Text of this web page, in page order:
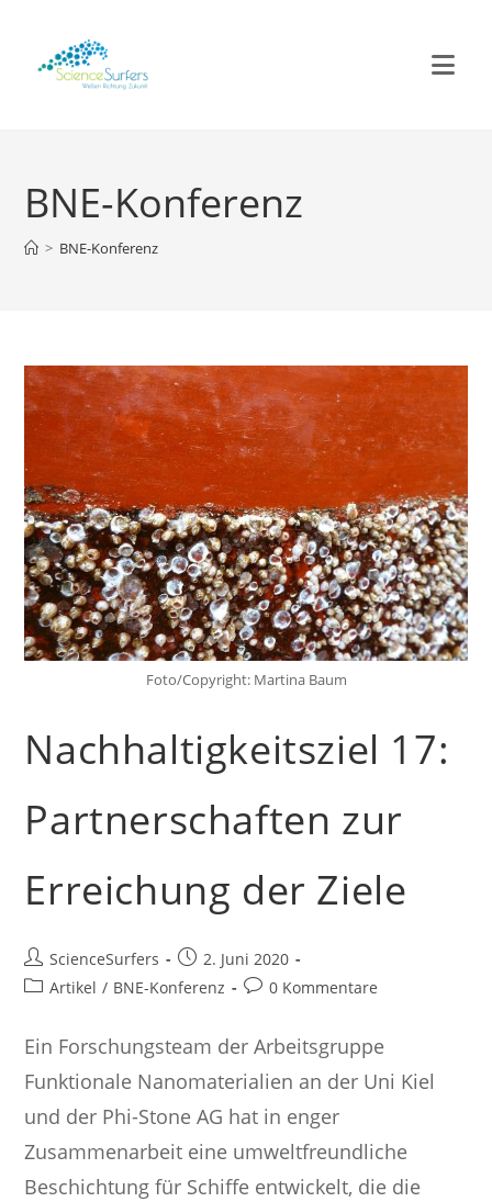
springen
BNE-Konferenz
> BNE-Konferenz
Foto/Copyright: Martina Baum
Nachhaltigkeitsziel 17:
Partnerschaften zur
Erreichung der Ziele
Beitrags-
Autor:
ScienceSurfers
Beitrag
veröffentlicht:
2. Juni 2020
Beitrags-
Artikel / BNE-Konferenz
Beitrags-
0 Kommentare
Ein Forschungsteam der Arbeitsgruppe
Funktionale Nanomaterialien an der Uni Kiel
und der Phi-Stone AG hat in enger
Zusammenarbeit eine umweltfreundliche
Beschichtung für Schiffe entwickelt, die die